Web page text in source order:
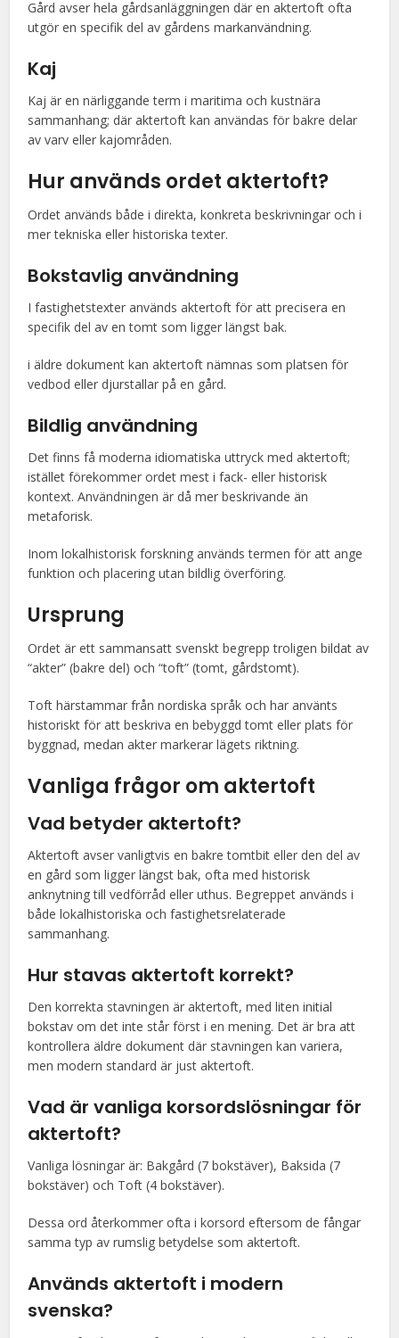
Gård avser hela gårdsanläggningen där en aktertoft ofta
utgör en specifik del av gårdens markanvändning.
Kaj
Kaj är en närliggande term i maritima och kustnära
sammanhang; där aktertoft kan användas för bakre delar
av varv eller kajområden.
Hur används ordet aktertoft?
Ordet används både i direkta, konkreta beskrivningar och i
mer tekniska eller historiska texter.
Bokstavlig användning
I fastighetstexter används aktertoft för att precisera en
specifik del av en tomt som ligger längst bak.
i äldre dokument kan aktertoft nämnas som platsen för
vedbod eller djurstallar på en gård.
Bildlig användning
Det finns få moderna idiomatiska uttryck med aktertoft;
istället förekommer ordet mest i fack- eller historisk
kontext. Användningen är då mer beskrivande än
metaforisk.
Inom lokalhistorisk forskning används termen för att ange
funktion och placering utan bildlig överföring.
Ursprung
Ordet är ett sammansatt svenskt begrepp troligen bildat av
“akter” (bakre del) och “toft” (tomt, gårdstomt).
Toft härstammar från nordiska språk och har använts
historiskt för att beskriva en bebyggd tomt eller plats för
byggnad, medan akter markerar lägets riktning.
Vanliga frågor om aktertoft
Vad betyder aktertoft?
Aktertoft avser vanligtvis en bakre tomtbit eller den del av
en gård som ligger längst bak, ofta med historisk
anknytning till vedförråd eller uthus. Begreppet används i
både lokalhistoriska och fastighetsrelaterade
sammanhang.
Hur stavas aktertoft korrekt?
Den korrekta stavningen är aktertoft, med liten initial
bokstav om det inte står först i en mening. Det är bra att
kontrollera äldre dokument där stavningen kan variera,
men modern standard är just aktertoft.
Vad är vanliga korsordslösningar för
aktertoft?
Vanliga lösningar är: Bakgård (7 bokstäver), Baksida (7
bokstäver) och Toft (4 bokstäver).
Dessa ord återkommer ofta i korsord eftersom de fångar
samma typ av rumslig betydelse som aktertoft.
Används aktertoft i modern
svenska?